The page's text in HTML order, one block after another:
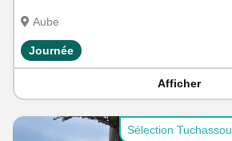
Aube
Journée
Afficher
Sélection Tuchassou